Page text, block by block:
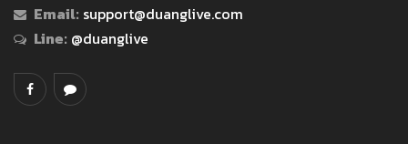
Email: support@duanglive.com
Line: @duanglive